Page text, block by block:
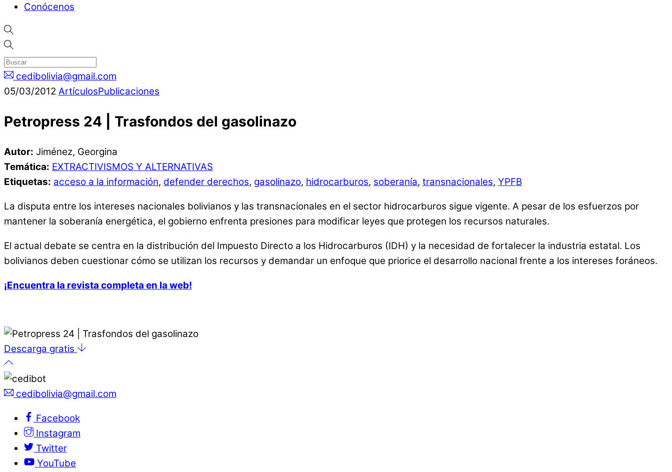
Conócenos
cedibolivia@gmail.com
05/03/2012 ArtículosPublicaciones
Petropress 24 | Trasfondos del gasolinazo
Autor: Jiménez, Georgina
Temática: EXTRACTIVISMOS Y ALTERNATIVAS
Etiquetas: acceso a la información, defender derechos, gasolinazo, hidrocarburos, soberanía, transnacionales, YPFB
La disputa entre los intereses nacionales bolivianos y las transnacionales en el sector hidrocarburos sigue vigente. A pesar de los esfuerzos por
mantener la soberanía energética, el gobierno enfrenta presiones para modificar leyes que protegen los recursos naturales.
El actual debate se centra en la distribución del Impuesto Directo a los Hidrocarburos (IDH) y la necesidad de fortalecer la industria estatal. Los
bolivianos deben cuestionar cómo se utilizan los recursos y demandar un enfoque que priorice el desarrollo nacional frente a los intereses foráneos.
¡Encuentra la revista completa en la web!
Descarga gratis
cedibolivia@gmail.com
Facebook
Instagram
Twitter
YouTube